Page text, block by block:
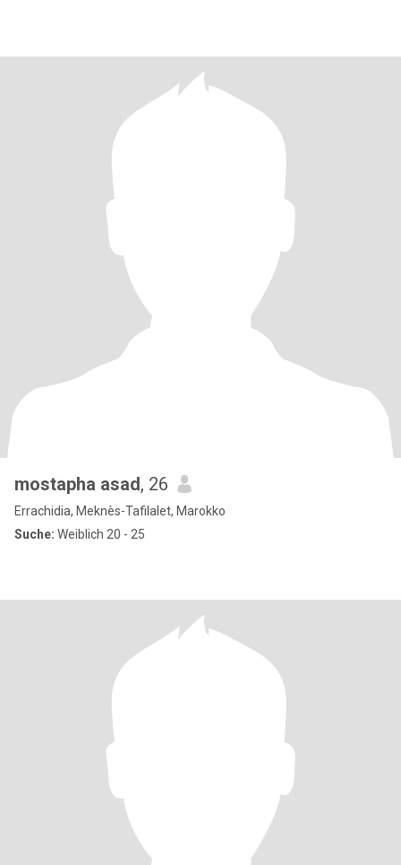
mostapha asad, 26
Errachidia, Meknès-Tafilalet, Marokko
Suche: Weiblich 20 - 25